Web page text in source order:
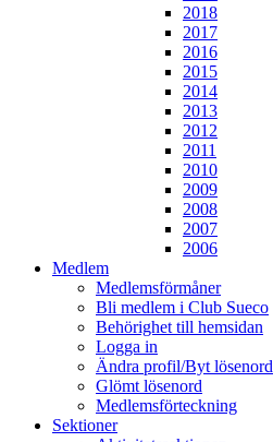
2018
2017
2016
2015
2014
2013
2012
2011
2010
2009
2008
2007
2006
Medlem
Medlemsförmåner
Bli medlem i Club Sueco
Behörighet till hemsidan
Logga in
Ändra profil/Byt lösenord
Glömt lösenord
Medlemsförteckning
Sektioner